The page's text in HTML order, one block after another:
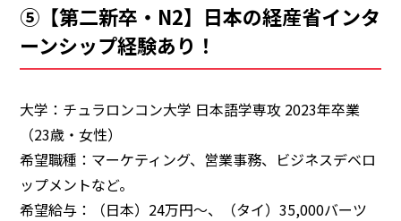
⑤【第二新卒・N2】日本の経産省インタ
ーンシップ経験あり！
大学：チュラロンコン大学 日本語学専攻 2023年卒業
（23歳・女性）
希望職種：マーケティング、営業事務、ビジネスデベロ
ップメントなど。
希望給与：（日本）24万円～、（タイ）35,000バーツ